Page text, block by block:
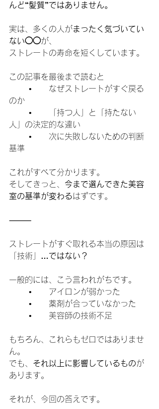
んど“髪質”ではありません。
実は、多くの人がまったく気づいてい
ない◯◯が、
ストレートの寿命を短くしています。
この記事を最後まで読むと
のか
人」の決定的な違い
基準
これがすべて分かります。
そしてきっと、 今まで選んできた美容
室の基準が変わるはずです。
⸻
ストレートがすぐ取れる本当の原因は
「技術」
…ではない？
一般的には、こう言われがちです。
	•	アイロンが弱かった
	•	薬剤が合っていなかった
	•	美容師の技術不足
もちろん、これらもゼロではありませ
ん。
でも、 それ以上に影響しているものが
あります。
それが、今回の答えです。